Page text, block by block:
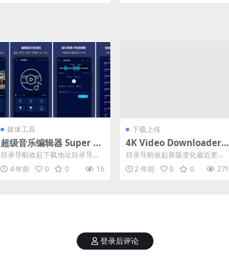
媒体工具
超级音乐编辑器 Super So
und Pro 2.3.3 专业版
目录导航收起下载地址目录导航
收起下载地址超级音乐编辑器是
安卓系统上非常强大的音频...
4 年前 0 0 16
下载上传
4K Video Downloader v
4.33.3.0163 修改版（4K
视频下载器）哔哩哔哩B站
视频下载工具
目录导航收起新版变化最近更
新：特点描述下载地址目录导航
收起新版变化最近更新：特点...
2 年前 0 0 271
登录后评论